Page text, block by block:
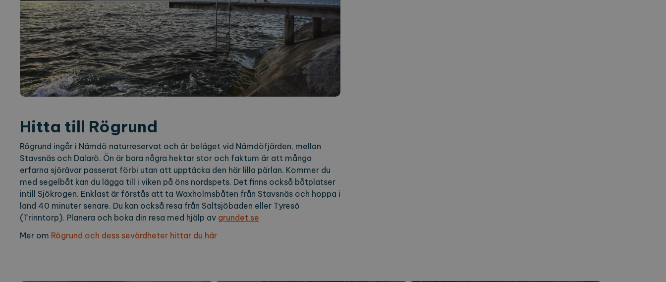
Hitta till Rögrund
Rögrund ingår i Nämdö naturreservat och är beläget vid Nämdöfjärden, mellan
Stavsnäs och Dalarö. Ön är bara några hektar stor och faktum är att många
erfarna sjörävar passerat förbi utan att upptäcka den här lilla pärlan. Kommer du
med segelbåt kan du lägga till i viken på öns nordspets. Det finns också båtplatser
intill Sjökrogen. Enklast är förstås att ta Waxholmsbåten från Stavsnäs och hoppa i
land 40 minuter senare. Du kan också resa från Saltsjöbaden eller Tyresö
(Trinntorp). Planera och boka din resa med hjälp av grundet.se
Mer om Rögrund och dess sevärdheter hittar du här
månad